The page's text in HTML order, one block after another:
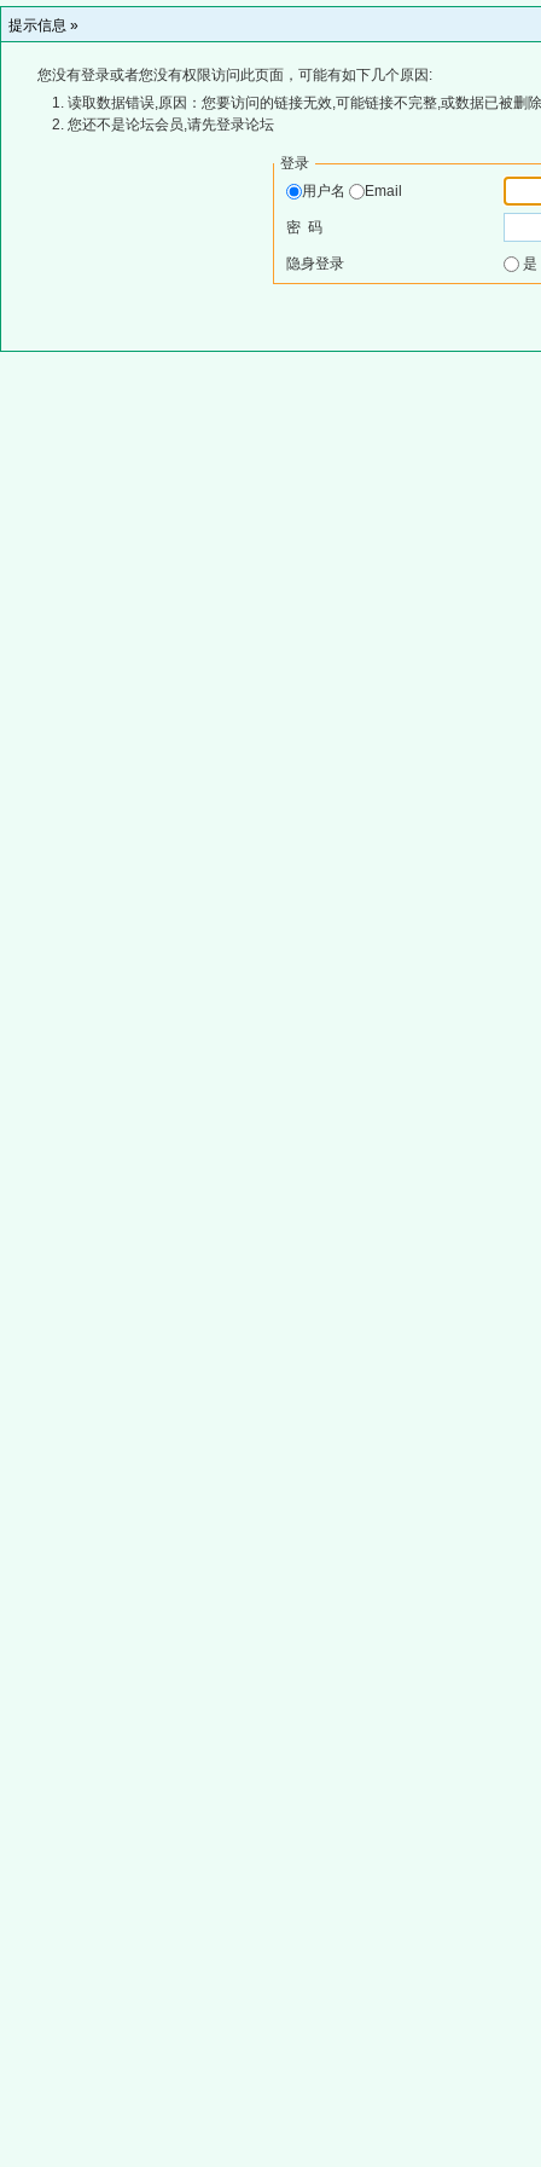
提示信息 »
您没有登录或者您没有权限访问此页面，可能有如下几个原因:
读取数据错误,原因：您要访问的链接无效,可能链接不完整,或数据已被删
您还不是论坛会员,请先登录论坛
登录
用户名
Email
密 码
隐身登录